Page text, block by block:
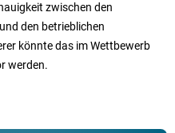
zwischen den
den betrieblichen
könnte das im Wettbewerb
werden.